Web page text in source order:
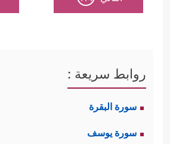
روابط سريعة :
سورة البقرة
سورة يوسف